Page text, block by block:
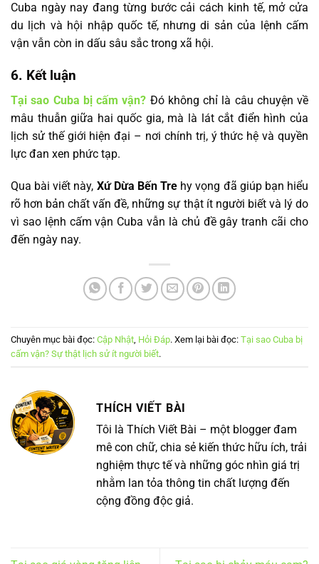
Cuba ngày nay đang từng bước cải cách kinh tế, mở cửa
du lịch và hội nhập quốc tế, nhưng di sản của lệnh cấm
vận vẫn còn in dấu sâu sắc trong xã hội.
6. Kết luận
Tại sao Cuba bị cấm vận? Đó không chỉ là câu chuyện về
mâu thuẫn giữa hai quốc gia, mà là lát cắt điển hình của
lịch sử thế giới hiện đại – nơi chính trị, ý thức hệ và quyền
lực đan xen phức tạp.
Qua bài viết này, Xứ Dừa Bến Tre hy vọng đã giúp bạn hiểu
rõ hơn bản chất vấn đề, những sự thật ít người biết và lý do
vì sao lệnh cấm vận Cuba vẫn là chủ đề gây tranh cãi cho
đến ngày nay.
Chuyên mục bài đọc: Cập Nhật Hỏi Đáp. Xem lại bài đọc: Tại sao Cuba bị
cấm vận? Sự thật lịch sử ít người biết.
THÍCH VIẾT BÀI
Tôi là Thích Viết Bài – một blogger đam
mê con chữ, chia sẻ kiến thức hữu ích, trải
nghiệm thực tế và những góc nhìn giá trị
nhằm lan tỏa thông tin chất lượng đến
cộng đồng độc giả.